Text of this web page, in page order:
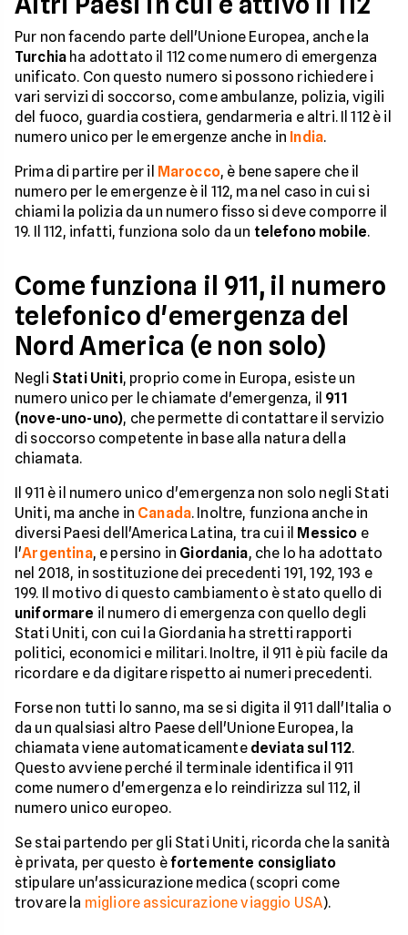
Pur non facendo parte dell'Unione Europea, anche la
Turchia ha adottato il 112 come numero di emergenza
unificato. Con questo numero si possono richiedere i
vari servizi di soccorso, come ambulanze, polizia, vigili
del fuoco, guardia costiera, gendarmeria e altri. Il 112 è il
numero unico per le emergenze anche in India.
Prima di partire per il
Marocco, è bene sapere che il
numero per le emergenze è il 112, ma nel caso in cui si
chiami la polizia da un numero fisso si deve comporre il
19. Il 112, infatti, funziona solo da un telefono mobile.
Come funziona il 911, il numero
telefonico d'emergenza del
Nord America (e non solo)
Negli Stati Uniti, proprio come in Europa, esiste un
numero unico per le chiamate d'emergenza, il 911
(nove-uno-uno), che permette di contattare il servizio
di soccorso competente in base alla natura della
chiamata.
Il 911 è il numero unico d'emergenza non solo negli Stati
Uniti, ma anche in Canada. Inoltre, funziona anche in
diversi Paesi dell'America Latina, tra cui il Messico e
l'Argentina, e persino in Giordania, che lo ha adottato
nel 2018, in sostituzione dei precedenti 191, 192, 193 e
199. Il motivo di questo cambiamento è stato quello di
uniformare il numero di emergenza con quello degli
Stati Uniti, con cui la Giordania ha stretti rapporti
politici, economici e militari. Inoltre, il 911 è più facile da
ricordare e da digitare rispetto ai numeri precedenti.
Forse non tutti lo sanno, ma se si digita il 911 dall'Italia o
da un qualsiasi altro Paese dell'Unione Europea, la
chiamata viene automaticamente deviata sul 112.
Questo avviene perché il terminale identifica il 911
come numero d'emergenza e lo reindirizza sul 112, il
numero unico europeo.
Se stai partendo per gli Stati Uniti, ricorda che la sanità
è privata, per questo èfortemente consigliato
stipulare un'assicurazione medica (scopri come
trovare la migliore assicurazione viaggio USA).